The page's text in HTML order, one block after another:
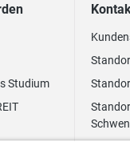
Studium